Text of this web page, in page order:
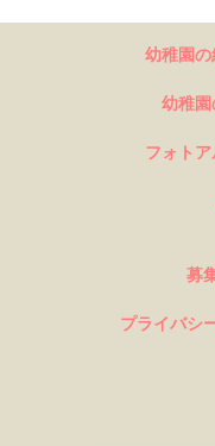
幼稚園の
幼稚園
フォト
募
プライバシ